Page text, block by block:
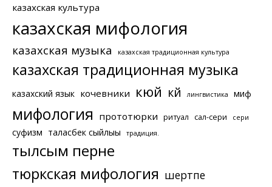
казахская культура
казахская мифология
казахская музыка казахская традиционная культура
казахская традиционная музыка
казахский язык кочевники кюй күй лингвистика миф
мифология прототюрки ритуал сал-сери сери
суфизм таласбек сыйлығы традиция.
тылсым перне
тюркская мифология шертпе